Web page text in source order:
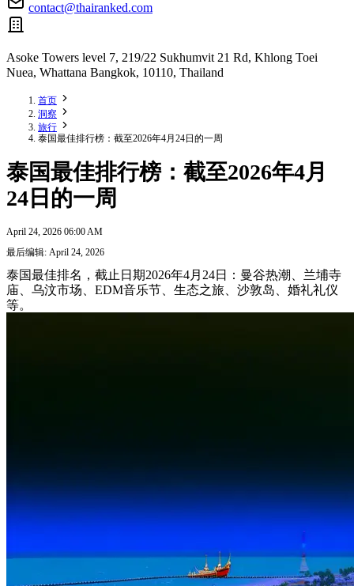
contact@thairanked.com
Asoke Towers level 7, 219/22 Sukhumvit 21 Rd, Khlong Toei
Nuea, Whattana Bangkok, 10110, Thailand
首页
洞察
旅行
泰国最佳排行榜：截至2026年4月24日的一周
泰国最佳排行榜：截至2026年4月
24日的一周
April 24, 2026 06:00 AM
最后编辑: April 24, 2026
泰国最佳排名，截止日期2026年4月24日：曼谷热潮、兰埔寺
庙、乌汶市场、EDM音乐节、生态之旅、沙敦岛、婚礼礼仪
等。